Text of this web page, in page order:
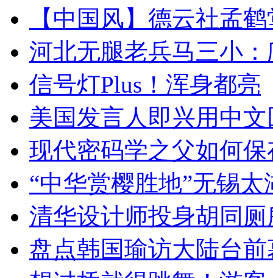
【中国风】德云社孟
河北无腿老兵马三小
信号灯Plus！浑身都亮
美国发言人即兴用中
现代密码学之父如何
“中华赏樱胜地”无锡
清华设计师投身胡同
盘点韩国瑜访大陆台